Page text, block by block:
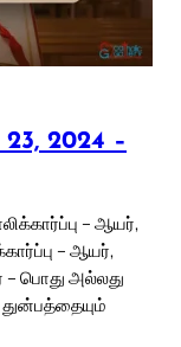
23, 2024 –
– ஆயர்,
– ஆயர்,
– பொது அல்லது